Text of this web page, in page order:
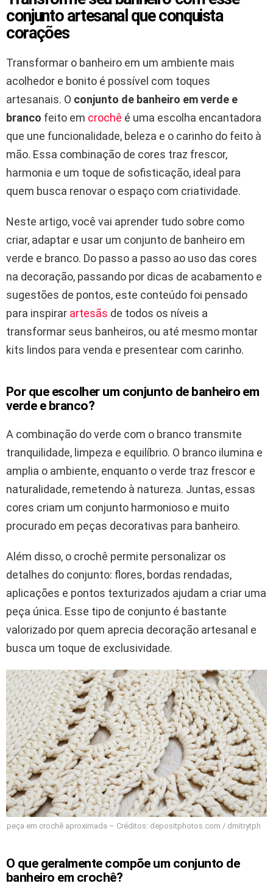
conjunto artesanal que conquista
corações
Transformar o banheiro em um ambiente mais
acolhedor e bonito é possível com toques
artesanais. O conjunto de banheiro em verde e
branco feito em crochê é uma escolha encantadora
que une funcionalidade, beleza e o carinho do feito à
mão. Essa combinação de cores traz frescor,
harmonia e um toque de sofisticação, ideal para
quem busca renovar o espaço com criatividade.
Neste artigo, você vai aprender tudo sobre como
criar, adaptar e usar um conjunto de banheiro em
verde e branco. Do passo a passo ao uso das cores
na decoração, passando por dicas de acabamento e
sugestões de pontos, este conteúdo foi pensado
para inspirar artesãs de todos os níveis a
transformar seus banheiros, ou até mesmo montar
kits lindos para venda e presentear com carinho.
Por que escolher um conjunto de banheiro em
verde e branco?
A combinação do verde com o branco transmite
tranquilidade, limpeza e equilíbrio. O branco ilumina e
amplia o ambiente, enquanto o verde traz frescor e
naturalidade, remetendo à natureza. Juntas, essas
cores criam um conjunto harmonioso e muito
procurado em peças decorativas para banheiro.
Além disso, o crochê permite personalizar os
detalhes do conjunto: flores, bordas rendadas,
aplicações e pontos texturizados ajudam a criar uma
peça única. Esse tipo de conjunto é bastante
valorizado por quem aprecia decoração artesanal e
busca um toque de exclusividade.
peça em crochê aproximada – Créditos: depositphotos.com / dmitrytph
O que geralmente compõe um conjunto de
banheiro em crochê?